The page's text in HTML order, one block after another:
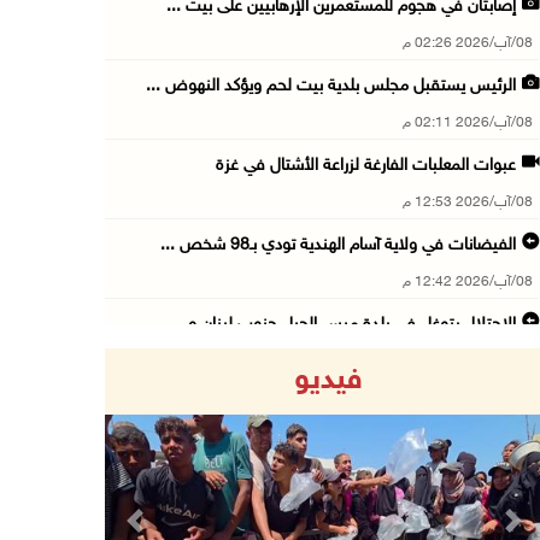
إصابتان في هجوم للمستعمرين الإرهابيين على بيت ...
08/آب/2026 02:26 م
الرئيس يستقبل مجلس بلدية بيت لحم ويؤكد النهوض ...
08/آب/2026 02:11 م
عبوات المعلبات الفارغة لزراعة الأشتال في غزة
08/آب/2026 12:53 م
الفيضانات في ولاية آسام الهندية تودي بـ98 شخص ...
08/آب/2026 12:42 م
الاحتلال يتوغل في بلدة ميس الجبل جنوب لبنان و ...
08/آب/2026 12:30 م
الإعصار "دولفين" يضرب أوكيناوا باليابان والصي ...
08/آب/2026 12:08 م
فيديو
Previous Next